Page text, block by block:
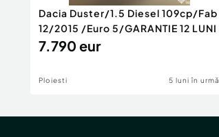
Dacia Duster/1.5 Diesel 109cp/Fab
12/2015 /Euro 5/GARANTIE 12 LUNI
7.790 eur
Ploiesti 5 luni în urmă